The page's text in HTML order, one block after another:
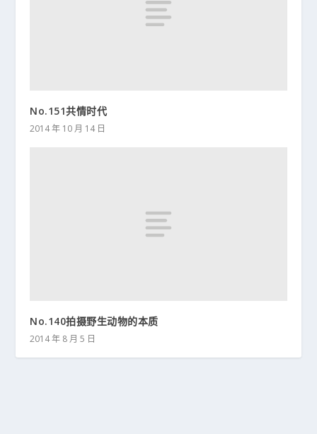
No.151共情时代
2014 年 10 月 14 日
No.140拍摄野生动物的本质
2014 年 8 月 5 日